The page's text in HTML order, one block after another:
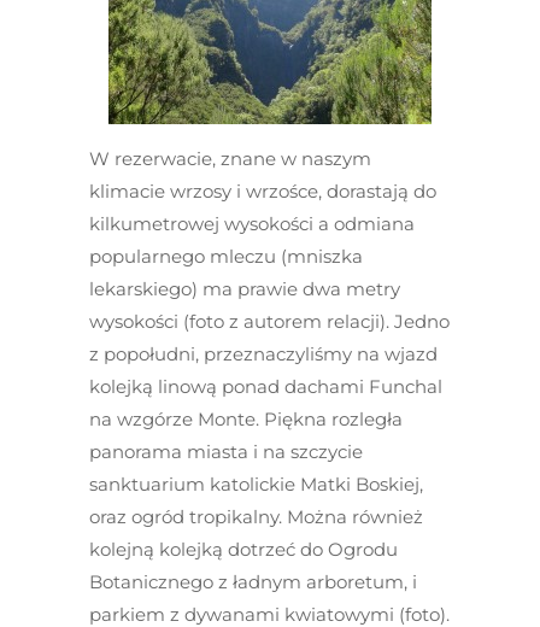
W rezerwacie, znane w naszym
klimacie wrzosy i wrzośce, dorastają do
kilkumetrowej wysokości a odmiana
popularnego mleczu (mniszka
lekarskiego) ma prawie dwa metry
wysokości (foto z autorem relacji). Jedno
z popołudni, przeznaczyliśmy na wjazd
kolejką linową ponad dachami Funchal
na wzgórze Monte. Piękna rozległa
panorama miasta i na szczycie
sanktuarium katolickie Matki Boskiej,
oraz ogród tropikalny. Można również
kolejną kolejką dotrzeć do Ogrodu
Botanicznego z ładnym arboretum, i
parkiem z dywanami kwiatowymi (foto).